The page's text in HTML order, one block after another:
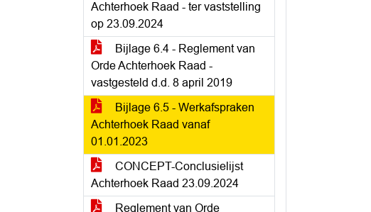
Achterhoek Raad - ter vaststelling
op 23.09.2024
Bijlage 6.4 - Reglement van
Orde Achterhoek Raad -
vastgesteld d.d. 8 april 2019
Bijlage 6.5 - Werkafspraken
Achterhoek Raad vanaf
01.01.2023
CONCEPT-Conclusielijst
Achterhoek Raad 23.09.2024
Reglement van Orde